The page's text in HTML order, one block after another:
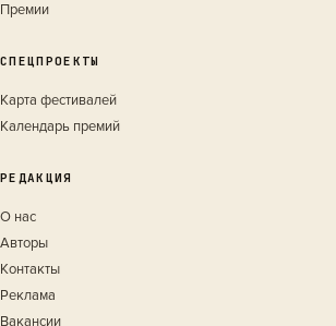
Премии
СПЕЦПРОЕКТЫ
Карта фестивалей
Календарь премий
РЕДАКЦИЯ
О нас
Авторы
Контакты
Реклама
Вакансии